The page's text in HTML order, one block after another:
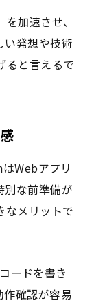
加速させ、
い発想や技術
ると言えるで
Webアプリ
別な前準備が
なメリットで
ードを書き
確認が容易